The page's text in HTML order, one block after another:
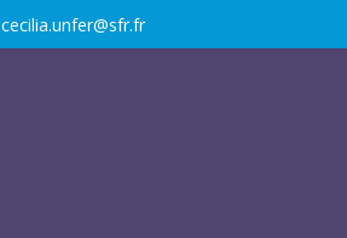
cecilia.unfer@sfr.fr